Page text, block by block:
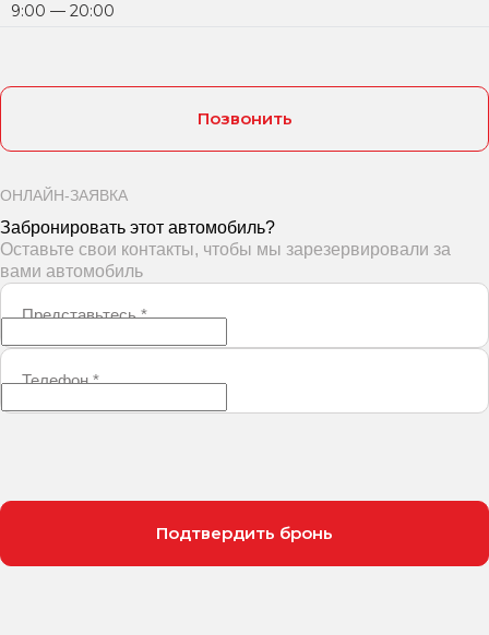
9:00 — 20:00
Позвонить
ОНЛАЙН-ЗАЯВКА
Забронировать этот автомобиль?
Оставьте свои контакты, чтобы мы зарезервировали за
вами автомобиль
Представьтесь*
Телефон*
Подтвердить бронь